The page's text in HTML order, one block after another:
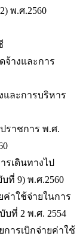
พ.ศ.2560
างและการ
ละการบริหาร
ราชการ พ.ศ.
เดินทางไป
ที่ 9) พ.ศ.2560
ค่าใช้จ่ายในการ
บที่ 2 พ.ศ. 2554
ารเบิกจ่ายค่าใช้